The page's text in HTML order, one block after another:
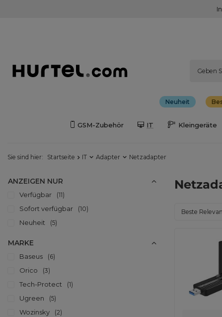
Neuheit
GSM-Zubehör IT Kleingeräte
Sie sind hier: Startseite IT Adapter Netzadapter
ANZEIGEN NUR
Verfügbar 11
Sofort verfügbar 10
Neuheit 5
MARKE
Baseus 6
Orico 3
Tech-Protect 1
Ugreen 5
Wozinsky 2
Sortierung
Beste